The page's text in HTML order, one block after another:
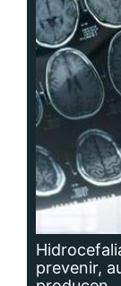
prevenir,
producen